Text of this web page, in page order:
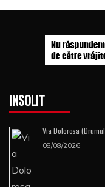
INSOLIT
Via Dolorosa
08/08/2026